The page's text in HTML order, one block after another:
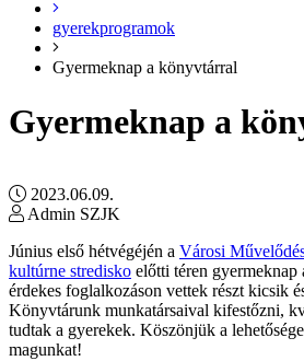
gyerekprogramok
Gyermeknap a könyvtárral
Gyermeknap a
2023.06.09.
Admin SZJK
Június első hétvégéjén a Városi
kultúrne stredisko előtti téren gyermeknap
érdekes foglalkozáson vettek részt kicsik
Könyvtárunk munkatársaival kifestőzni,
tudtak a gyerekek. Köszönjük a
magunkat!